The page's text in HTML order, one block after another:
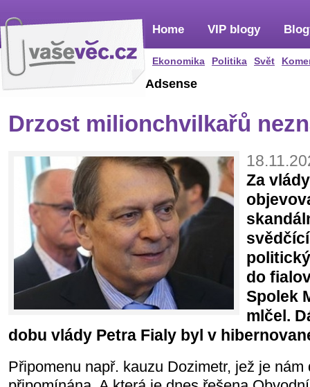
Home
Ekonomika Politika Svět
VIP blogy
Adsense
Drzost milionchvilkařů
Za
do
Spolek
mlčel.
dobu vlády Petra Fialy byl v
Připomenu např. kauzu Dozimetr, jež je